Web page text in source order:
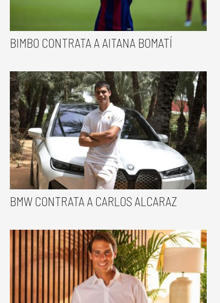
BIMBO CONTRATA A AITANA BOMATÍ
BMW CONTRATA A CARLOS ALCARAZ